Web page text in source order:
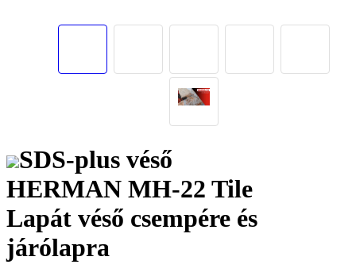
SDS-plus véső
HERMAN MH-22 Tile
Lapát véső csempére és
járólapra